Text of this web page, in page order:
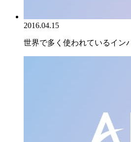
2016.04.15
世界で多く使われているイン